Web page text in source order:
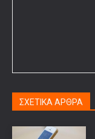
ΣΧΕΤΙΚΑ ΑΡΘΡΑ